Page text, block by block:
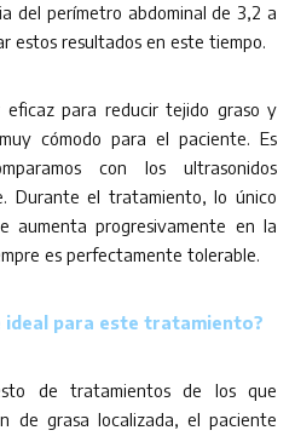
del perímetro abdominal de 3,2 a
estos resultados en este tiempo.
para reducir tejido graso y
cómodo para el paciente. Es
con los ultrasonidos
Durante el tratamiento, lo único
aumenta progresivamente en la
es perfectamente tolerable.
ideal para este tratamiento?
de tratamientos de los que
de grasa localizada, el paciente